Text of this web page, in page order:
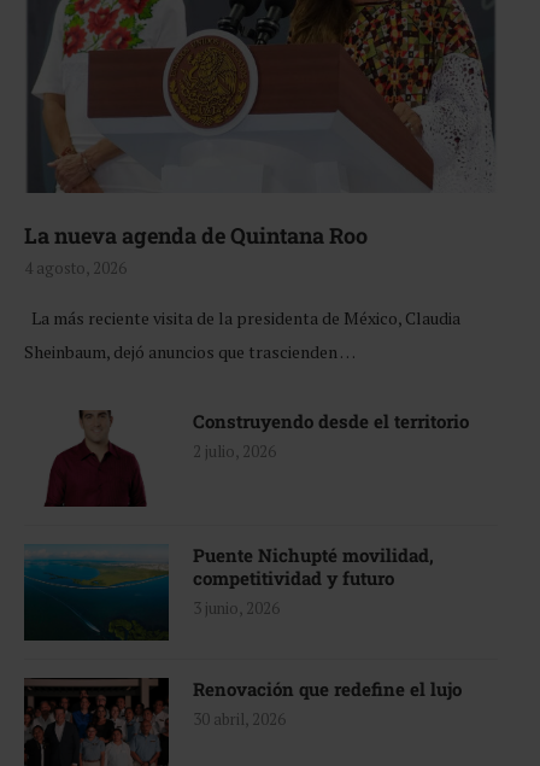
La nueva agenda de Quintana Roo
4 agosto, 2026
La más reciente visita de la presidenta de México, Claudia
Sheinbaum, dejó anuncios que trascienden …
Construyendo desde el territorio
2 julio, 2026
Puente Nichupté movilidad,
competitividad y futuro
3 junio, 2026
Renovación que redefine el lujo
30 abril, 2026